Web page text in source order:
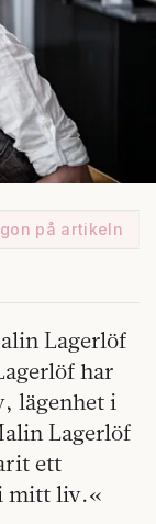
på artikeln
Lagerlöf
har
lägenhet i
Lagerlöf
ett
mitt liv.«